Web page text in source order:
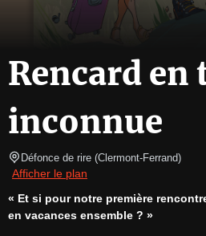
Rencard en
inconnue
Défonce de rire (Clermont-Ferrand)
Afficher le plan
« Et si pour notre première
en vacances ensemble ? »